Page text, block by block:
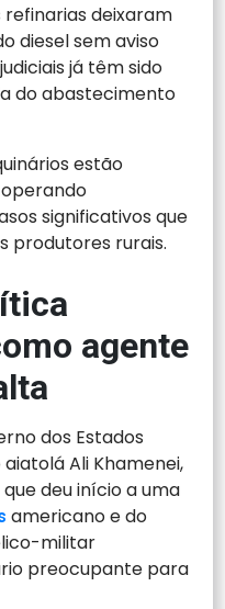
refinarias deixaram
diesel sem aviso
já têm sido
do abastecimento
estão
significativos que
produtores rurais.
agente
dos Estados
Ali Khamenei,
deu início a uma
americano e do
militar
preocupante para